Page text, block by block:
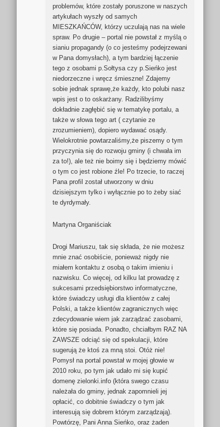
problemów, które zostały poruszone w naszych
artykułach wyszły od samych
MIESZKAŃCÓW, którzy uczulają nas na wiele
spraw. Po drugie – portal nie powstał z myślą o
sianiu propagandy (o co jesteśmy podejrzewani
w Pana domysłach), a tym bardziej łączenie
tego z osobami p.Sołtysa czy p.Sieńko jest
niedorzeczne i wręcz śmieszne! Zdajemy
sobie jednak sprawę,że każdy, kto polubi nasz
wpis jest o to oskarżany. Radzilibyśmy
dokładnie zagłębić się w tematykę portalu, a
także w słowa tego art ( czytanie ze
zrozumieniem), dopiero wydawać osądy.
Wielokrotnie powtarzaliśmy,że piszemy o tym
przyczynia się do rozwoju gminy (i chwała im
za to!), ale też nie boimy się i będziemy mówić
o tym co jest robione źle! Po trzecie, to raczej
Pana profil został utworzony w dniu
dzisiejszym tylko i wyłącznie po to żeby siać
te dyrdymały.
Martyna Organiściak
Drogi Mariuszu, tak się składa, że nie możesz
mnie znać osobiście, ponieważ nigdy nie
miałem kontaktu z osobą o takim imieniu i
nazwisku. Co więcej, od kilku lat prowadzę z
sukcesami przedsiębiorstwo informatyczne,
które świadczy usługi dla klientów z całej
Polski, a także klientów zagranicznych więc
zdecydowanie wiem jak zarządzać zasobami,
które się posiada. Ponadto, chciałbym RAZ NA
ZAWSZE odciąć się od spekulacji, które
sugerują że ktoś za mną stoi. Otóż nie!
Pomysł na portal powstał w mojej głowie w
2010 roku, po tym jak udało mi się kupić
domenę zielonki.info (która swego czasu
należała do gminy, jednak zapomnieli jej
opłacić, co dobitnie świadczy o tym jak
interesują się dobrem którym zarządzają).
Powtórzę, Pani Anna Sieńko, oraz żaden